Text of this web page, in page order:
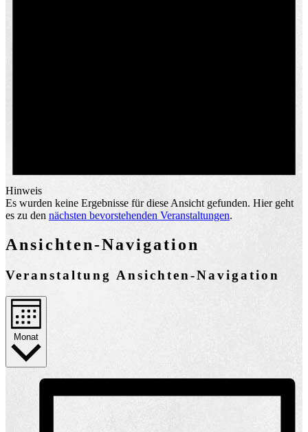
Hinweis
Es wurden keine Ergebnisse für diese Ansicht gefunden. Hier geht
es zu den nächsten bevorstehenden Veranstaltungen.
Ansichten-Navigation
Veranstaltung Ansichten-Navigation
Monat